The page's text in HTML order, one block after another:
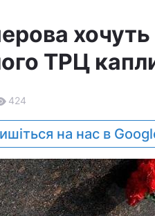
хочуть
ТРЦ
424
на нас в